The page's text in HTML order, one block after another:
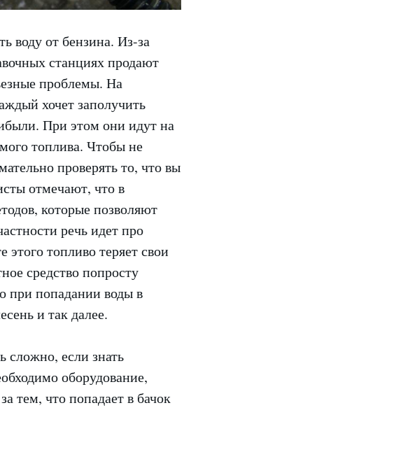
воду от бензина. Из-за
станциях продают
проблемы. На
хочет заполучить
При этом они идут на
топлива. Чтобы не
проверять то, что вы
отмечают, что в
которые позволяют
речь идет про
этого топливо теряет свои
средство попросту
при попадании воды в
и так далее.
сложно, если знать
оборудование,
тем, что попадает в бачок